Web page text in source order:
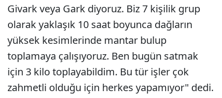
Givark veya Gark diyoruz. Biz 7 kişilik grup
olarak yaklaşık 10 saat boyunca dağların
yüksek kesimlerinde mantar bulup
toplamaya çalışıyoruz. Ben bugün satmak
için 3 kilo toplayabildim. Bu tür işler çok
zahmetli olduğu için herkes yapamıyor" dedi.